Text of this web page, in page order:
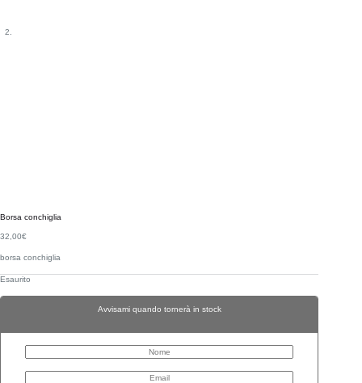
Borsa conchiglia
32,00€
borsa conchiglia
Esaurito
Avvisami quando tornerà in stock